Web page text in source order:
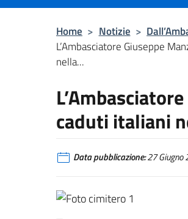
Home > Notizie >
L’Ambasciatore Giuseppe
nella...
caduti italiani
Data pubblicazione:27 Giugno